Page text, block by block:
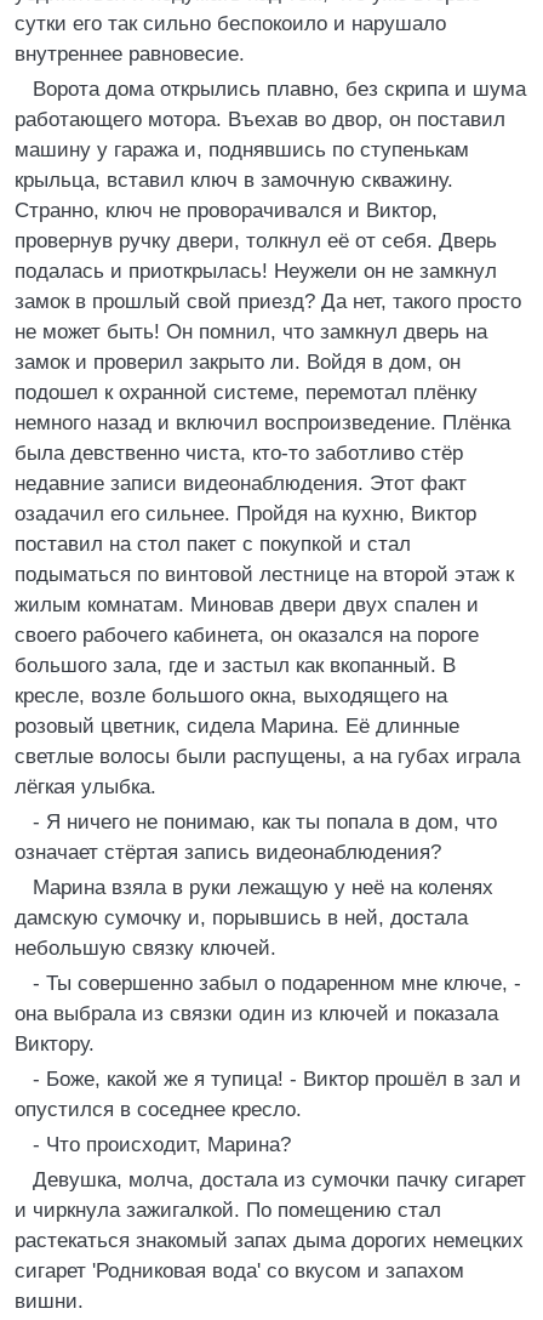
сутки его так сильно беспокоило и нарушало
внутреннее равновесие.
Ворота дома открылись плавно, без скрипа и шума
работающего мотора. Въехав во двор, он поставил
машину у гаража и, поднявшись по ступенькам
крыльца, вставил ключ в замочную скважину.
Странно, ключ не проворачивался и Виктор,
провернув ручку двери, толкнул её от себя. Дверь
подалась и приоткрылась! Неужели он не замкнул
замок в прошлый свой приезд? Да нет, такого просто
не может быть! Он помнил, что замкнул дверь на
замок и проверил закрыто ли. Войдя в дом, он
подошел к охранной системе, перемотал плёнку
немного назад и включил воспроизведение. Плёнка
была девственно чиста, кто-то заботливо стёр
недавние записи видеонаблюдения. Этот факт
озадачил его сильнее. Пройдя на кухню, Виктор
поставил на стол пакет с покупкой и стал
подыматься по винтовой лестнице на второй этаж к
жилым комнатам. Миновав двери двух спален и
своего рабочего кабинета, он оказался на пороге
большого зала, где и застыл как вкопанный. В
кресле, возле большого окна, выходящего на
розовый цветник, сидела Марина. Её длинные
светлые волосы были распущены, а на губах играла
лёгкая улыбка.
- Я ничего не понимаю, как ты попала в дом, что
означает стёртая запись видеонаблюдения?
Марина взяла в руки лежащую у неё на коленях
дамскую сумочку и, порывшись в ней, достала
небольшую связку ключей.
- Ты совершенно забыл о подаренном мне ключе, -
она выбрала из связки один из ключей и показала
Виктору.
- Боже, какой же я тупица! - Виктор прошёл в зал и
опустился в соседнее кресло.
- Что происходит, Марина?
Девушка, молча, достала из сумочки пачку сигарет
и чиркнула зажигалкой. По помещению стал
растекаться знакомый запах дыма дорогих немецких
сигарет 'Родниковая вода' со вкусом и запахом
вишни.